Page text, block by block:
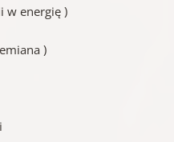
w energię )
)